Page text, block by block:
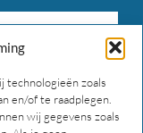
technologieën zoals
en/of te raadplegen.
wij gegevens zoals